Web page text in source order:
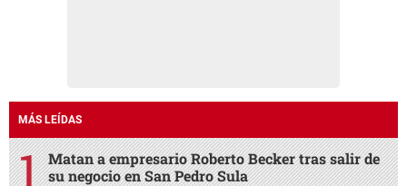
MÁS LEÍDAS
Matan a empresario Roberto Becker tras salir de
su negocio en San Pedro Sula